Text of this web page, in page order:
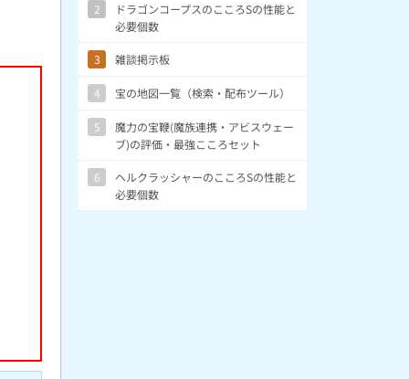
2
ドラゴンコープスのこころSの性能と
必要個数
3 雑談掲示板
4 宝の地図一覧（検索・配布ツール）
5
魔力の宝鞭(魔族連携・アビスウェー
ブ)の評価・最強こころセット
6
ヘルクラッシャーのこころSの性能と
必要個数